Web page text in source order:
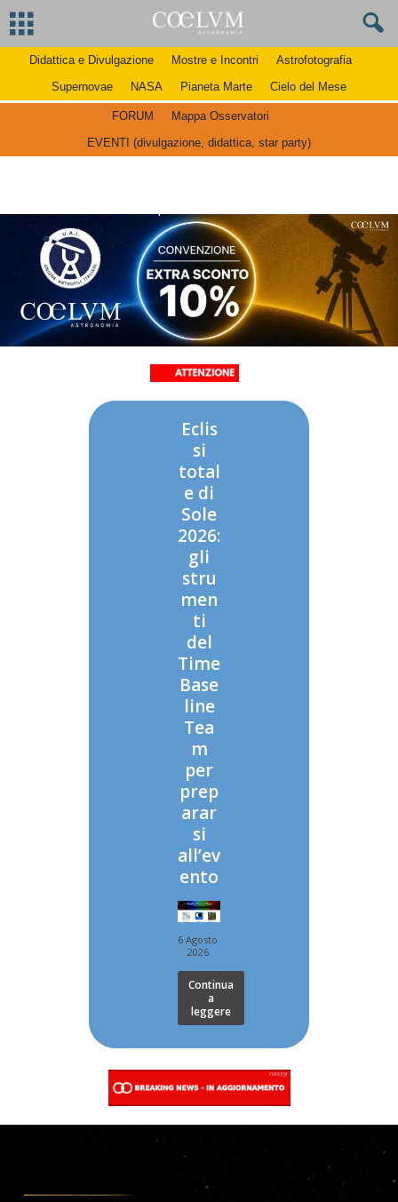
Didattica e Divulgazione Mostre e Incontri
Astrofotografia
Supernovae
NASA Pianeta Marte Cielo del Mese
FORUM
Mappa Osservatori
EVENTI (divulgazione, didattica, star party)
Eclis
si
total
e di
Sole
2026:
gli
stru
men
ti
del
Time
Base
line
Tea
m
per
prep
arar
si
all’ev
ento
6 Agosto
2026
Continua
a
leggere